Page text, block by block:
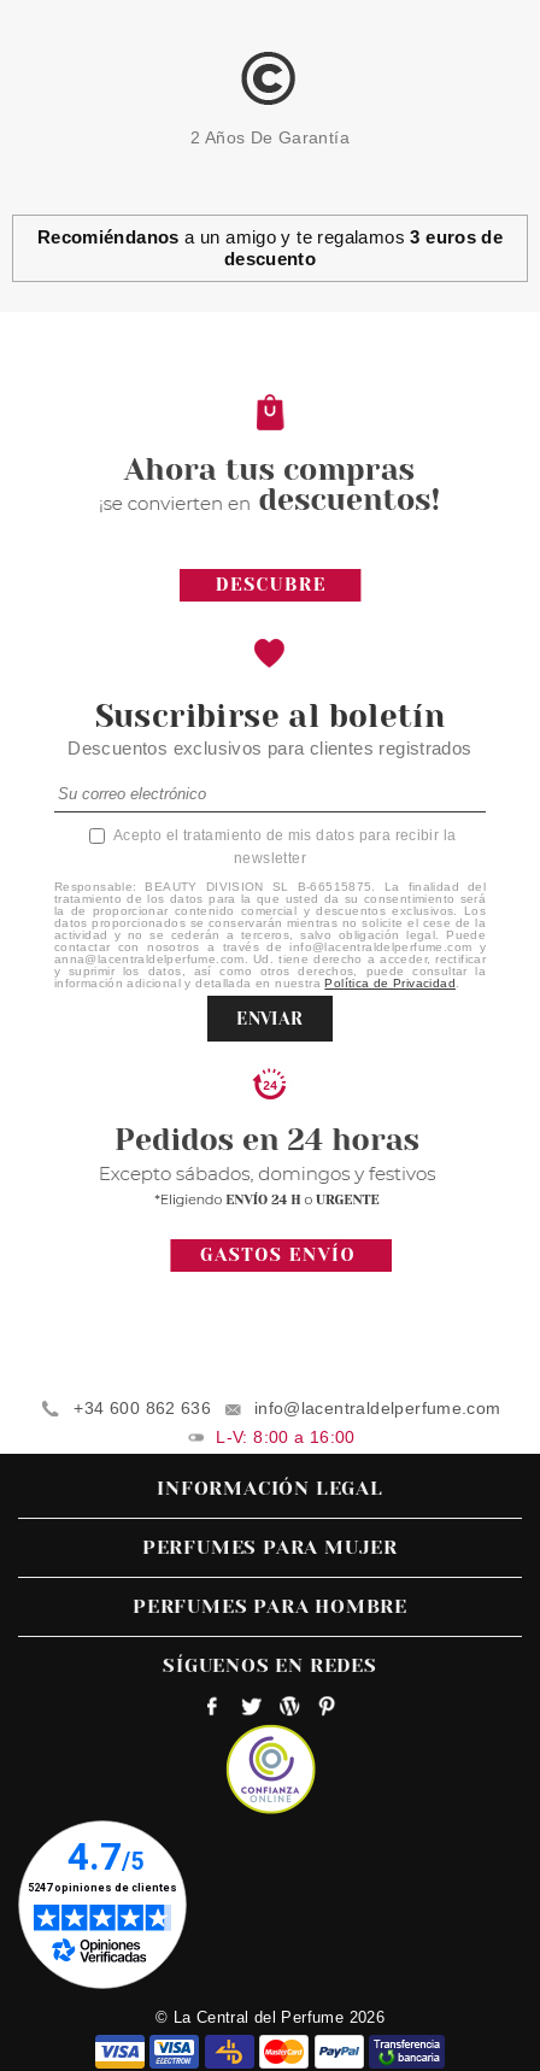
LANCASTER
11.50€
2 Años De Garantía
Recomiéndanos a un amigo y te regalamos3 euros de
descuento
Suscribirse al boletín
Descuentos exclusivos para clientes registrados
Acepto el tratamiento de mis datos para recibir la
newsletter
Responsable: BEAUTY DIVISION SL B-66515875. La finalidad del
tratamiento de los datos para la que usted da su consentimiento será
la de proporcionar contenido comercial y descuentos exclusivos. Los
datos proporcionados se conservarán mientras no solicite el cese de la
actividad y no se cederán a terceros, salvo obligación legal. Puede
contactar con nosotros a través de info@lacentraldelperfume.com y
anna@lacentraldelperfume.com. Ud. tiene derecho a acceder, rectificar
y suprimir los datos, así como otros derechos, puede consultar la
información adicional y detallada en nuestraPolítica de Privacidad
ENVIAR
+34 600 862 636
info@lacentraldelperfume.com
L-V: 8:00 a 16:00
INFORMACIÓN LEGAL
PERFUMES PARA MUJER
PERFUMES PARA HOMBRE
SÍGUENOS EN REDES
© La Central del Perfume 2026